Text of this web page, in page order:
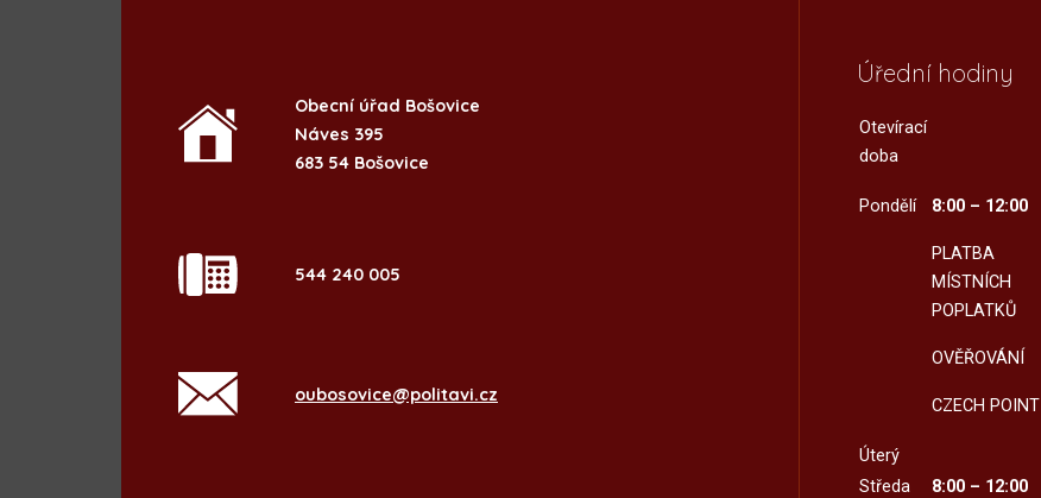
Obecní úřad Bošovice
Náves 395
683 54 Bošovice
544 240 005
oubosovice@politavi.cz
Úřední hodiny
Otevírací
doba
Pondělí 8:00 – 12:00
PLATBA
MÍSTNÍCH
POPLATKŮ
OVĚŘOVÁNÍ
CZECH POINT
Úterý
Středa
8:00 – 12:00